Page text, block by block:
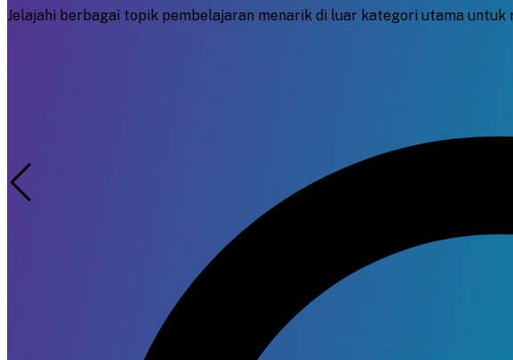
Jelajahi berbagai topik pembelajaran menarik di luar kategori utama untuk